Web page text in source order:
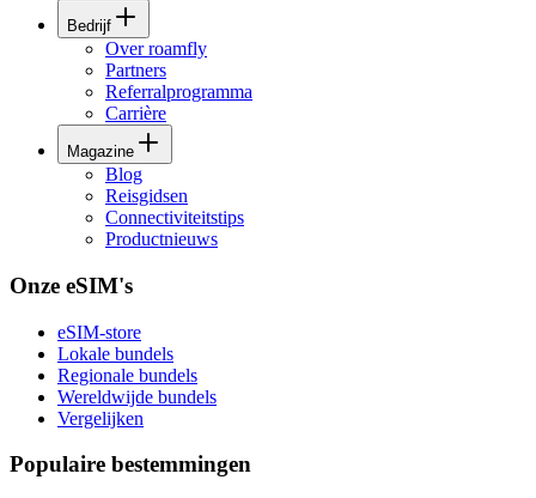
Bedrijf
Over roamfly
Partners
Referralprogramma
Carrière
Magazine
Blog
Reisgidsen
Connectiviteitstips
Productnieuws
Onze eSIM's
eSIM-store
Lokale bundels
Regionale bundels
Wereldwijde bundels
Vergelijken
Populaire bestemmingen